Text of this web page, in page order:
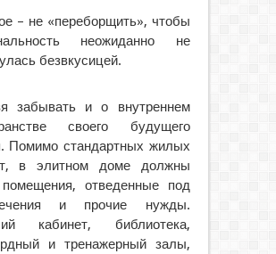
– не «переборщить», чтобы
неожиданно не
безвкусицей.
забывать и о внутреннем
своего будущего
Помимо стандартных жилых
в элитном доме должны
отведенные под
и прочие нужды.
кабинет, библиотека,
и тренажерный залы,